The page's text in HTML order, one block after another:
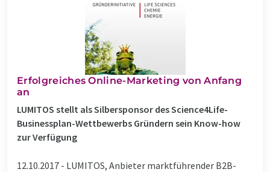
Erfolgreiches Online-Marketing von Anfang
an
LUMITOS stellt als Silbersponsor des Science4Life-
Businessplan-Wettbewerbs Gründern sein Know-how
zur Verfügung
12.10.2017 - LUMITOS, Anbieter marktführender B2B-